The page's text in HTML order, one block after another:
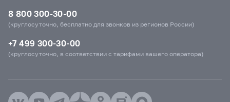
8 800 300-30-00
(круглосуточно, бесплатно для звонков из регионов России)
+7 499 300-30-00
(круглосуточно, в соответствии с тарифами вашего оператора)